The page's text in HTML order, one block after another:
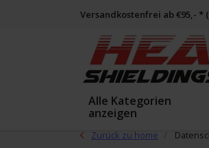
Versandkostenfrei ab €95,- *
Alle Kategorien
anzeigen
Zurück zu home